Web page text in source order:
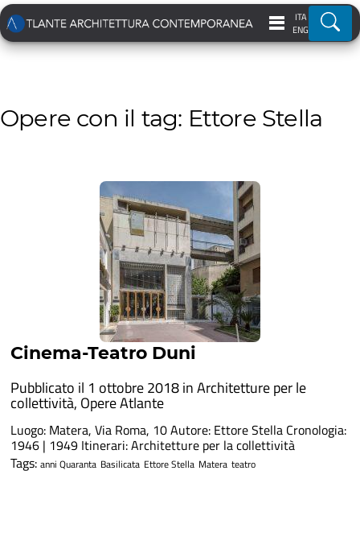
ITA
ENG
Opere con il tag: Ettore Stella
Cinema-Teatro Duni
Pubblicato il 1 ottobre 2018 inArchitetture per le
collettività, Opere Atlante
Luogo: Matera, Via Roma, 10 Autore: Ettore Stella Cronologia:
1946 | 1949 Itinerari: Architetture per la collettività
Tags: anni Quaranta Basilicata Ettore Stella Matera teatro